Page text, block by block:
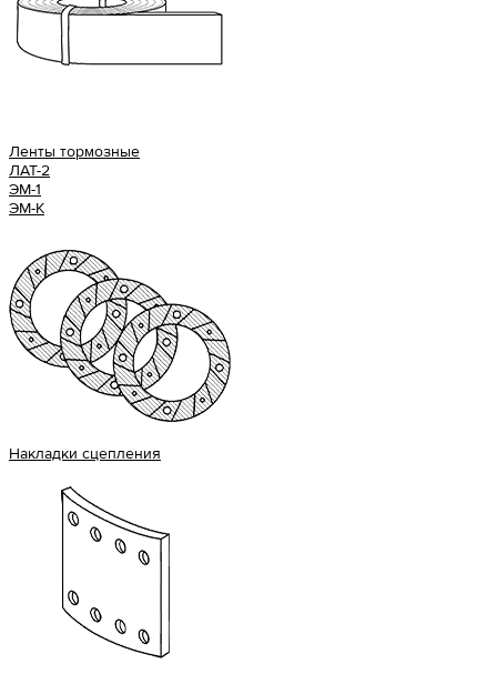
Ленты тормозные
ЛАТ-2
ЭМ-1
ЭМ-К
Накладки сцепления